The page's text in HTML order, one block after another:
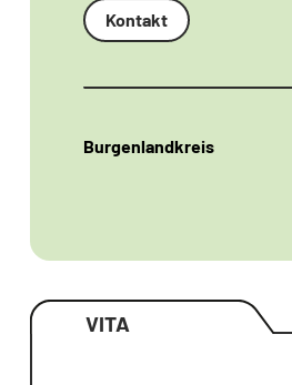
Kontakt
Burgenlandkreis
VITA